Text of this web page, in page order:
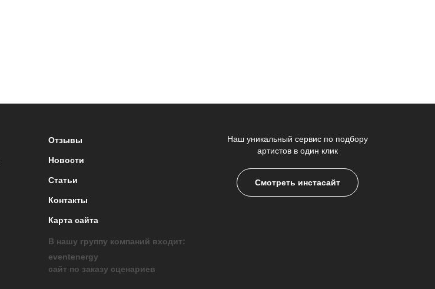
Отзывы
Новости
Статьи
Контакты
Карта сайта
Наш уникальный сервис по подбору
артистов в один клик
Смотреть инстасайт
В нашу группу компаний входит:
eventenergy
сайт по заказу сценариев